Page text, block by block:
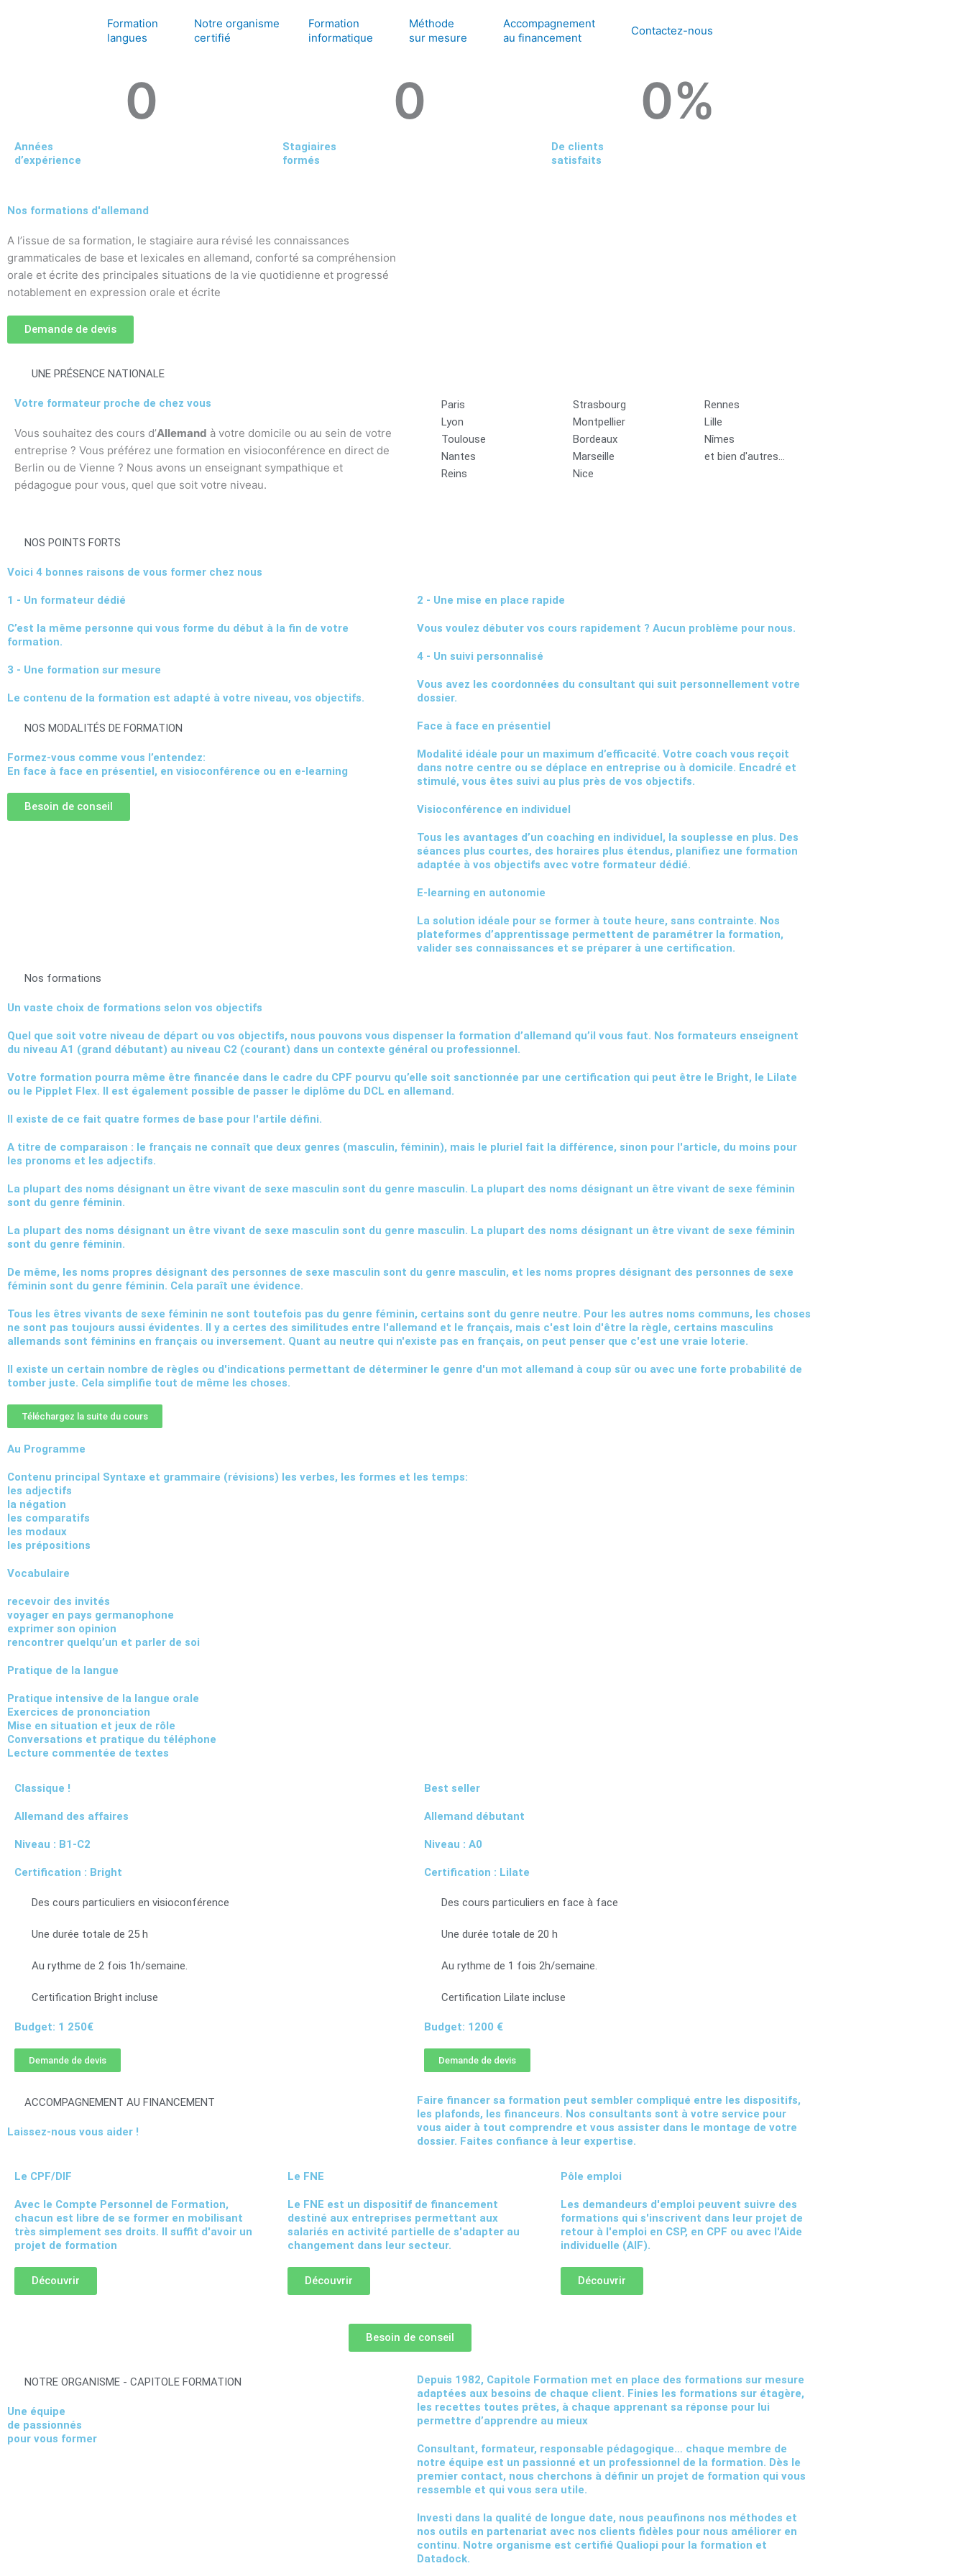
Formation
langues
Notre organisme
certifié
Formation
informatique
Méthode
sur mesure
Accompagnement
au financement
Contactez-nous
0
Années
d’expérience
0
Stagiaires
formés
0%
De clients
satisfaits
Nos formations d'allemand
A l’issue de sa formation, le stagiaire aura révisé les connaissances
grammaticales de base et lexicales en allemand, conforté sa compréhension
orale et écrite des principales situations de la vie quotidienne et progressé
notablement en expression orale et écrite
Demande de devis
UNE PRÉSENCE NATIONALE
Votre formateur proche de chez vous
Vous souhaitez des cours d’Allemand à votre domicile ou au sein de votre
entreprise ? Vous préférez une formation en visioconférence en direct de
Berlin ou de Vienne ? Nous avons un enseignant sympathique et
pédagogue pour vous, quel que soit votre niveau.
Paris
Lyon
Toulouse
Nantes
Reins
Strasbourg
Montpellier
Bordeaux
Marseille
Nice
Rennes
Lille
Nîmes
et bien d'autres...
NOS POINTS FORTS
Voici 4 bonnes raisons de vous former chez nous
1 - Un formateur dédié
C’est la même personne qui vous forme du début à la fin de votre
formation.
3 - Une formation sur mesure
Le contenu de la formation est adapté à votre niveau, vos objectifs.
2 - Une mise en place rapide
Vous voulez débuter vos cours rapidement ? Aucun problème pour nous.
4 - Un suivi personnalisé
Vous avez les coordonnées du consultant qui suit personnellement votre
dossier.
NOS MODALITÉS DE FORMATION
Formez-vous comme vous l’entendez:
En face à face en présentiel, en visioconférence ou en e-learning
Besoin de conseil
Face à face en présentiel
Modalité idéale pour un maximum d’efficacité. Votre coach vous reçoit
dans notre centre ou se déplace en entreprise ou à domicile. Encadré et
stimulé, vous êtes suivi au plus près de vos objectifs.
Visioconférence en individuel
Tous les avantages d’un coaching en individuel, la souplesse en plus. Des
séances plus courtes, des horaires plus étendus, planifiez une formation
adaptée à vos objectifs avec votre formateur dédié.
E-learning en autonomie
La solution idéale pour se former à toute heure, sans contrainte. Nos
plateformes d’apprentissage permettent de paramétrer la formation,
valider ses connaissances et se préparer à une certification.
Nos formations
Un vaste choix de formations selon vos objectifs
Quel que soit votre niveau de départ ou vos objectifs, nous pouvons vous dispenser la formation d’allemand qu’il vous faut. Nos formateurs enseignent
du niveau A1 (grand débutant) au niveau C2 (courant) dans un contexte général ou professionnel.
Votre formation pourra même être financée dans le cadre du CPF pourvu qu’elle soit sanctionnée par une certification qui peut être le Bright, le Lilate
ou le Pipplet Flex. Il est également possible de passer le diplôme du DCL en allemand.
Il existe de ce fait quatre formes de base pour l'artile défini.
A titre de comparaison : le français ne connaît que deux genres (masculin, féminin), mais le pluriel fait la différence, sinon pour l'article, du moins pour
les pronoms et les adjectifs.
La plupart des noms désignant un être vivant de sexe masculin sont du genre masculin. La plupart des noms désignant un être vivant de sexe féminin
sont du genre féminin.
La plupart des noms désignant un être vivant de sexe masculin sont du genre masculin. La plupart des noms désignant un être vivant de sexe féminin
sont du genre féminin.
De même, les noms propres désignant des personnes de sexe masculin sont du genre masculin, et les noms propres désignant des personnes de sexe
féminin sont du genre féminin. Cela paraît une évidence.
Tous les êtres vivants de sexe féminin ne sont toutefois pas du genre féminin, certains sont du genre neutre. Pour les autres noms communs, les choses
ne sont pas toujours aussi évidentes. Il y a certes des similitudes entre l'allemand et le français, mais c'est loin d'être la règle, certains masculins
allemands sont féminins en français ou inversement. Quant au neutre qui n'existe pas en français, on peut penser que c'est une vraie loterie.
Il existe un certain nombre de règles ou d'indications permettant de déterminer le genre d'un mot allemand à coup sûr ou avec une forte probabilité de
tomber juste. Cela simplifie tout de même les choses.
Téléchargez la suite du cours
Au Programme
Contenu principal Syntaxe et grammaire (révisions) les verbes, les formes et les temps:
les adjectifs
la négation
les comparatifs
les modaux
les prépositions
Vocabulaire
recevoir des invités
voyager en pays germanophone
exprimer son opinion
rencontrer quelqu’un et parler de soi
Pratique de la langue
Pratique intensive de la langue orale
Exercices de prononciation
Mise en situation et jeux de rôle
Conversations et pratique du téléphone
Lecture commentée de textes
Classique !
Allemand des affaires
Niveau : B1-C2
Certification : Bright
Des cours particuliers en visioconférence
Une durée totale de 25 h
Au rythme de 2 fois 1h/semaine.
Certification Bright incluse
Budget: 1 250€
Demande de devis
Best seller
Allemand débutant
Niveau : A0
Certification : Lilate
Des cours particuliers en face à face
Une durée totale de 20 h
Au rythme de 1 fois 2h/semaine.
Certification Lilate incluse
Budget: 1200 €
Demande de devis
ACCOMPAGNEMENT AU FINANCEMENT
Laissez-nous vous aider !
Faire financer sa formation peut sembler compliqué entre les dispositifs,
les plafonds, les financeurs. Nos consultants sont à votre service pour
vous aider à tout comprendre et vous assister dans le montage de votre
dossier. Faites confiance à leur expertise.
Le CPF/DIF
Avec le Compte Personnel de Formation,
chacun est libre de se former en mobilisant
très simplement ses droits. Il suffit d'avoir un
projet de formation
Découvrir
Le FNE
Le FNE est un dispositif de financement
destiné aux entreprises permettant aux
salariés en activité partielle de s'adapter au
changement dans leur secteur.
Découvrir
Pôle emploi
Les demandeurs d'emploi peuvent suivre des
formations qui s'inscrivent dans leur projet de
retour à l'emploi en CSP, en CPF ou avec l'Aide
individuelle (AIF).
Découvrir
Besoin de conseil
NOTRE ORGANISME - CAPITOLE FORMATION
Une équipe
de passionnés
pour vous former
Depuis 1982, Capitole Formation met en place des formations sur mesure
adaptées aux besoins de chaque client. Finies les formations sur étagère,
les recettes toutes prêtes, à chaque apprenant sa réponse pour lui
permettre d’apprendre au mieux
Consultant, formateur, responsable pédagogique… chaque membre de
notre équipe est un passionné et un professionnel de la formation. Dès le
premier contact, nous cherchons à définir un projet de formation qui vous
ressemble et qui vous sera utile.
Investi dans la qualité de longue date, nous peaufinons nos méthodes et
nos outils en partenariat avec nos clients fidèles pour nous améliorer en
continu. Notre organisme est certifié Qualiopi pour la formation et
Datadock.